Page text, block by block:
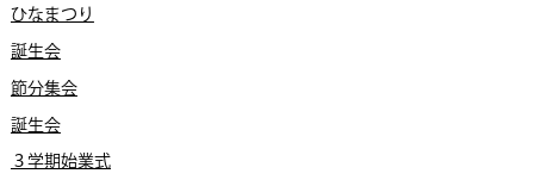
ひなまつり
誕生会
節分集会
誕生会
３学期始業式